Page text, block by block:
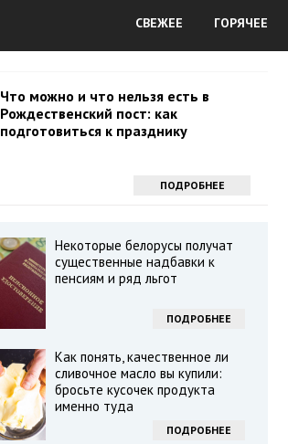
СВЕЖЕЕ ГОРЯЧЕЕ
Что можно и что нельзя есть в
Рождественский пост: как
подготовиться к празднику
ПОДРОБНЕЕ
Некоторые белорусы получат
существенные надбавки к
пенсиям и ряд льгот
ПОДРОБНЕЕ
Как понять, качественное ли
сливочное масло вы купили:
бросьте кусочек продукта
именно туда
ПОДРОБНЕЕ